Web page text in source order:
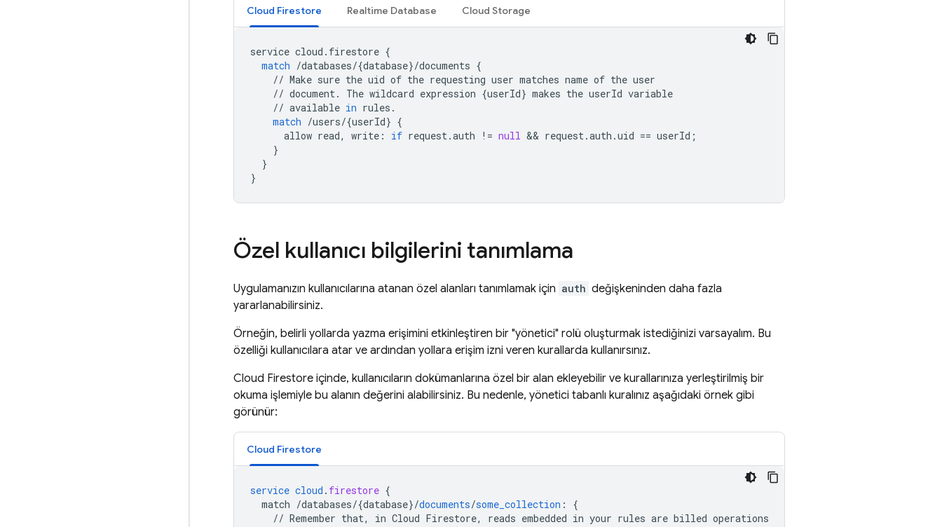
Cloud Firestore Realtime Database Cloud Storage
service cloud . firestore {
match /databases/{database}/documents {
// Make sure the uid of the requesting user matches name of the user
// document. The wildcard expression {userId} makes the userId variable
// available in rules .
match /users/{userId} {
allow read, write : if request.auth != null && request.auth .uid == userId ;
}
}
}
Özel kullanıcı bilgilerini tanımlama
Uygulamanızın kullanıcılarına atanan özel alanları tanımlamak için auth değişkeninden daha fazla
yararlanabilirsiniz.
Örneğin, belirli yollarda yazma erişimini etkinleştiren bir "yönetici" rolü oluşturmak istediğinizi varsayalım. Bu
özelliği kullanıcılara atar ve ardından yollara erişim izni veren kurallarda kullanırsınız.
Cloud Firestore içinde, kullanıcıların dokümanlarına özel bir alan ekleyebilir ve kurallarınıza yerleştirilmiş bir
okuma işlemiyle bu alanın değerini alabilirsiniz. Bu nedenle, yönetici tabanlı kuralınız aşağıdaki örnek gibi
görünür:
Cloud Firestore
service cloud . firestore {
match /databases/{database}/documents/some_collection :
{
// Remember that, in Cloud Firestore, reads embedded in your rules are billed operations